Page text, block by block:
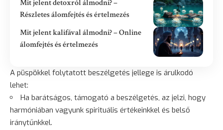
Mit jelent detoxról álmodni? –
Részletes álomfejtés és értelmezés
Mit jelent kalifával álmodni? – Online
álomfejtés és értelmezés
A püspökkel folytatott beszélgetés jellege is árulkodó
lehet:
Ha barátságos, támogató a beszélgetés, az jelzi, hogy
harmóniában vagyunk spirituális értékeinkkel és belső
iránytűnkkel.